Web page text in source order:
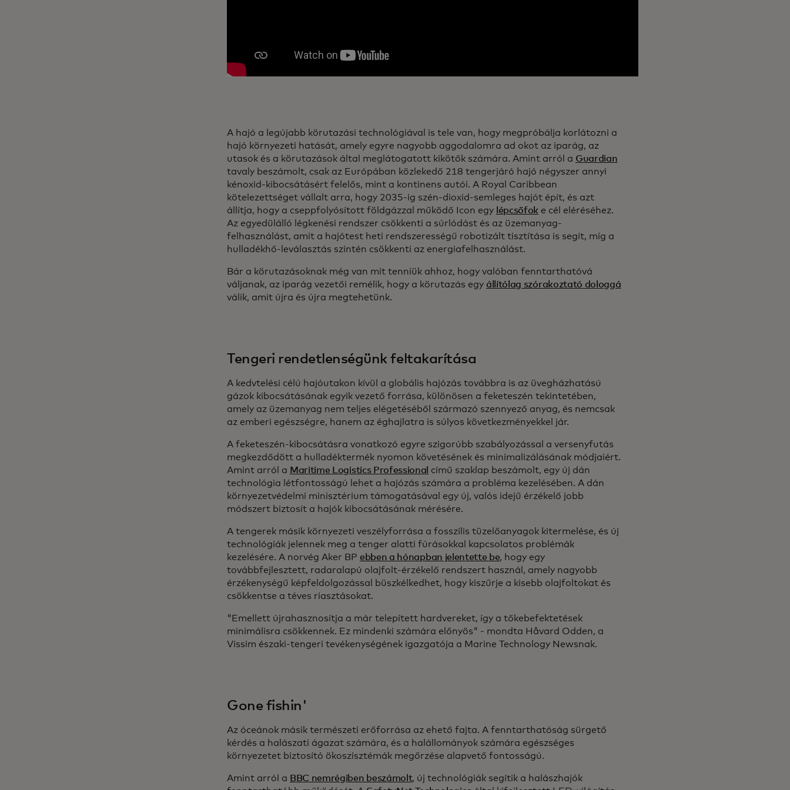
A hajó a legújabb körutazási technológiával is tele van, hogy megpróbálja korlátozni a
hajó környezeti hatását, amely egyre nagyobb aggodalomra ad okot az iparág, az
utasok és a körutazások által meglátogatott kikötők számára. Amint arról a Guardian
tavaly beszámolt, csak az Európában közlekedő 218 tengerjáró hajó négyszer annyi
kénoxid-kibocsátásért felelős, mint a kontinens autói. A Royal Caribbean
kötelezettséget vállalt arra, hogy 2035-ig szén-dioxid-semleges hajót épít, és azt
állítja, hogy a cseppfolyósított földgázzal működő Icon egy lépcsőfok e cél eléréséhez.
Az egyedülálló légkenési rendszer csökkenti a súrlódást és az üzemanyag-
felhasználást, amit a hajótest heti rendszerességű robotizált tisztítása is segít, míg a
hulladékhő-leválasztás szintén csökkenti az energiafelhasználást.
Bár a körutazásoknak még van mit tenniük ahhoz, hogy valóban fenntarthatóvá
váljanak, az iparág vezetői remélik, hogy a körutazás egy állítólag szórakoztató dologgá
válik, amit újra és újra megtehetünk.
Tengeri rendetlenségünk feltakarítása
A kedvtelési célú hajóutakon kívül a globális hajózás továbbra is az üvegházhatású
gázok kibocsátásának egyik vezető forrása, különösen a feketeszén tekintetében,
amely az üzemanyag nem teljes elégetéséből származó szennyező anyag, és nemcsak
az emberi egészségre, hanem az éghajlatra is súlyos következményekkel jár.
A feketeszén-kibocsátásra vonatkozó egyre szigorúbb szabályozással a versenyfutás
megkezdődött a hulladéktermék nyomon követésének és minimalizálásának módjaiért.
Amint arról a Maritime Logistics Professional című szaklap beszámolt, egy új dán
technológia létfontosságú lehet a hajózás számára a probléma kezelésében. A dán
környezetvédelmi minisztérium támogatásával egy új, valós idejű érzékelő jobb
módszert biztosít a hajók kibocsátásának mérésére.
A tengerek másik környezeti veszélyforrása a fosszilis tüzelőanyagok kitermelése, és új
technológiák jelennek meg a tenger alatti fúrásokkal kapcsolatos problémák
kezelésére. A norvég Aker BP ebben a hónapban jelentette be, hogy egy
továbbfejlesztett, radaralapú olajfolt-érzékelő rendszert használ, amely nagyobb
érzékenységű képfeldolgozással büszkélkedhet, hogy kiszűrje a kisebb olajfoltokat és
csökkentse a téves riasztásokat.
"Emellett újrahasznosítja a már telepített hardvereket, így a tőkebefektetések
minimálisra csökkennek. Ez mindenki számára előnyös" - mondta Håvard Odden, a
Vissim északi-tengeri tevékenységének igazgatója a Marine Technology Newsnak.
Gone fishin'
Az óceánok másik természeti erőforrása az ehető fajta. A fenntarthatóság sürgető
kérdés a halászati ágazat számára, és a halállományok számára egészséges
környezetet biztosító ökoszisztémák megőrzése alapvető fontosságú.
Amint arról a BBC nemrégiben beszámolt, új technológiák segítik a halászhajók